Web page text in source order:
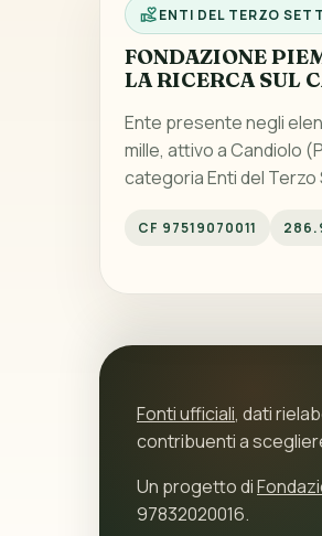
ENTI DEL TERZO
FONDAZIONE
LA RICERCA SUL
Ente presente negli
mille, attivo a Candiolo
categoria Enti del
CF 97519070011
Fonti ufficiali, dati
contribuenti a
Un progetto di
97832020016.